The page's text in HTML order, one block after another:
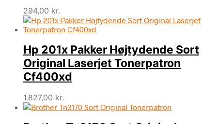
294,00 kr.
Hp 201x Pakker Højtydende Sort
Original Laserjet Tonerpatron
Cf400xd
1.827,00 kr.